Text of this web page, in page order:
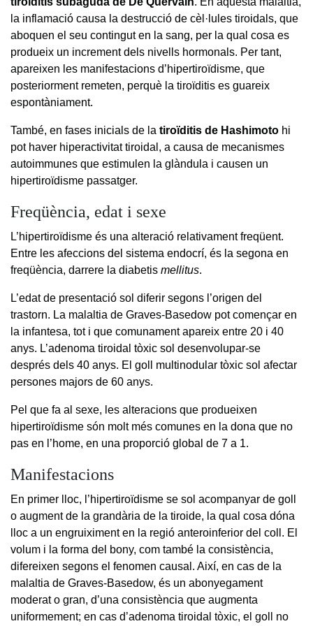
la inflamació causa la destrucció de cèl·lules tiroidals, que
aboquen el seu contingut en la sang, per la qual cosa es
produeix un increment dels nivells hormonals. Per tant,
apareixen les manifestacions d’hipertiroïdisme, que
posteriorment remeten, perquè la tiroïditis es guareix
espontàniament.
També, en fases inicials de la tiroïditis de Hashimoto hi
pot haver hiperactivitat tiroidal, a causa de mecanismes
autoimmunes que estimulen la glàndula i causen un
hipertiroïdisme passatger.
Freqüència, edat i sexe
L’hipertiroïdisme és una alteració relativament freqüent.
Entre les afeccions del sistema endocrí, és la segona en
freqüència, darrere la diabetis mellitus.
L’edat de presentació sol diferir segons l’origen del
trastorn. La malaltia de Graves-Basedow pot començar en
la infantesa, tot i que comunament apareix entre 20 i 40
anys. L’adenoma tiroidal tòxic sol desenvolupar-se
després dels 40 anys. El goll multinodular tòxic sol afectar
persones majors de 60 anys.
Pel que fa al sexe, les alteracions que produeixen
hipertiroïdisme són molt més comunes en la dona que no
pas en l’home, en una proporció global de 7 a 1.
Manifestacions
En primer lloc, l’hipertiroïdisme se sol acompanyar de goll
o augment de la grandària de la tiroide, la qual cosa dóna
lloc a un engruiximent en la regió anteroinferior del coll. El
volum i la forma del bony, com també la consistència,
difereixen segons el fenomen causal. Així, en cas de la
malaltia de Graves-Basedow, és un abonyegament
moderat o gran, d’una consistència que augmenta
uniformement; en cas d’adenoma tiroidal tòxic, el goll no